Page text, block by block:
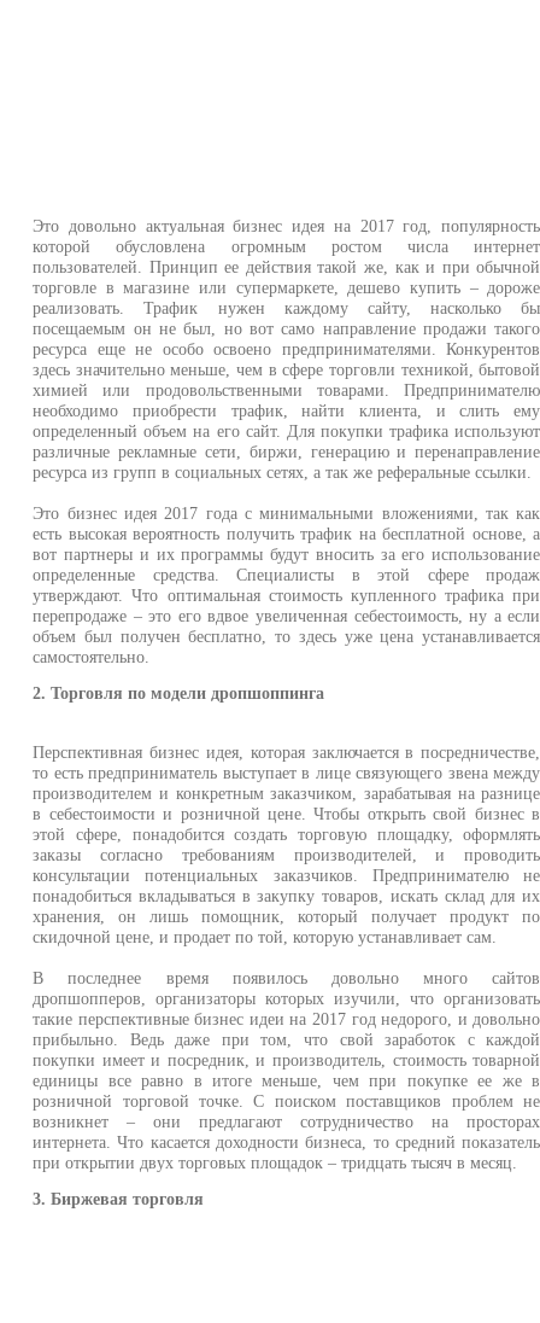
Это довольно актуальная бизнес идея на 2017 год, популярность
которой обусловлена огромным ростом числа интернет
пользователей. Принцип ее действия такой же, как и при обычной
торговле в магазине или супермаркете, дешево купить – дороже
реализовать. Трафик нужен каждому сайту, насколько бы
посещаемым он не был, но вот само направление продажи такого
ресурса еще не особо освоено предпринимателями. Конкурентов
здесь значительно меньше, чем в сфере торговли техникой, бытовой
химией или продовольственными товарами. Предпринимателю
необходимо приобрести трафик, найти клиента, и слить ему
определенный объем на его сайт. Для покупки трафика используют
различные рекламные сети, биржи, генерацию и перенаправление
ресурса из групп в социальных сетях, а так же реферальные ссылки.
Это бизнес идея 2017 года с минимальными вложениями, так как
есть высокая вероятность получить трафик на бесплатной основе, а
вот партнеры и их программы будут вносить за его использование
определенные средства. Специалисты в этой сфере продаж
утверждают. Что оптимальная стоимость купленного трафика при
перепродаже – это его вдвое увеличенная себестоимость, ну а если
объем был получен бесплатно, то здесь уже цена устанавливается
самостоятельно.
2. Торговля по модели дропшоппинга
Перспективная бизнес идея, которая заключается в посредничестве,
то есть предприниматель выступает в лице связующего звена между
производителем и конкретным заказчиком, зарабатывая на разнице
в себестоимости и розничной цене. Чтобы открыть свой бизнес в
этой сфере, понадобится создать торговую площадку, оформлять
заказы согласно требованиям производителей, и проводить
консультации потенциальных заказчиков. Предпринимателю не
понадобиться вкладываться в закупку товаров, искать склад для их
хранения, он лишь помощник, который получает продукт по
скидочной цене, и продает по той, которую устанавливает сам.
В последнее время появилось довольно много сайтов
дропшопперов, организаторы которых изучили, что организовать
такие перспективные бизнес идеи на 2017 год недорого, и довольно
прибыльно. Ведь даже при том, что свой заработок с каждой
покупки имеет и посредник, и производитель, стоимость товарной
единицы все равно в итоге меньше, чем при покупке ее же в
розничной торговой точке. С поиском поставщиков проблем не
возникнет – они предлагают сотрудничество на просторах
интернета. Что касается доходности бизнеса, то средний показатель
при открытии двух торговых площадок – тридцать тысяч в месяц.
3. Биржевая торговля